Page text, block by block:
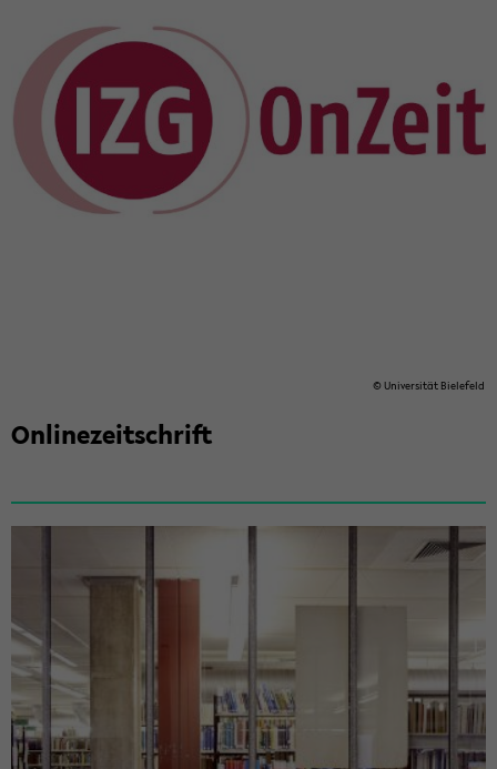
© Uni­ver­si­tät Bie­le­feld
On­line­zeit­schrift